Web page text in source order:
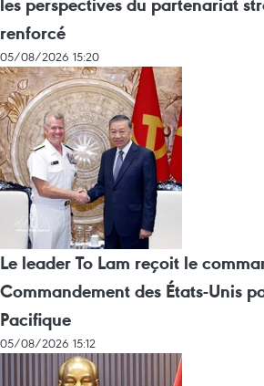
renforcé
05/08/2026 15:20
Le leader To Lam reçoit le
Commandement des États-Unis
Pacifique
05/08/2026 15:12